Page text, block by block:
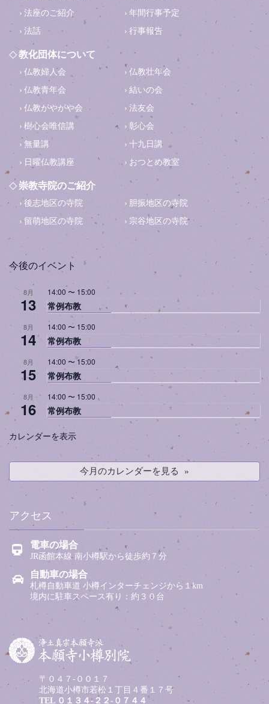
法座のご紹介
年間行事予定
法話
行事報告
教化団体について
仏教婦人会
仏教壮年会
仏教青年会
結いの会
仏教がやがや会
法友会
樹心会唯信講
彰心会
無量講
十九日講
日曜仏教講座
おつとめ教室
崇教寺院のご紹介
後志地区の寺院
胆振地区の寺院
留萌地区の寺院
宗谷地区の寺院
今後のイベント
8月
13
14:00 〜 15:00
常例布教
8月
14
14:00 〜 15:00
常例布教
8月
15
14:00 〜15:00
常例布教
8月
16
14:00 〜 15:00
常例布教
カレンダーを表示
今月のカレンダーを見る
アクセス
電車の場合
JR函館本線 南小樽駅から徒歩約７分
自動車の場合
札樽自動車道 小樽インターチェンジから１km
境内に駐車スペース有り：約３０台
〒０４７-００１７
北海道小樽市若松１丁目４番１７号
TEL ０１３４-２２-０７４４